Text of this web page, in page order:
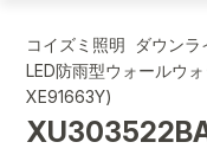
コイズミ照明 ダウンラ
LED防雨型ウォールウ
XE91663Y)